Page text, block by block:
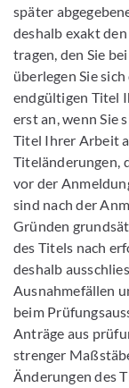
später
deshalb exakt
tragen, den Sie
überlegen Sie
endgültigen Titel
erst an, wenn Sie
Titel Ihrer Arbeit
Titeländerungen,
vor der
sind nach der
Gründen
des Titels nach
deshalb
Ausnahmefällen
beim
Anträge aus
strenger
Änderungen des